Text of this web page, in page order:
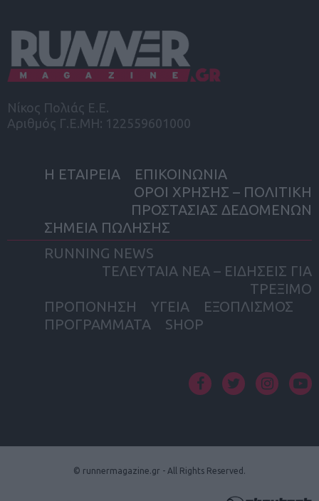
Νίκος Πολιάς Ε.Ε.
Αριθμός Γ.Ε.ΜΗ: 122559601000
Η ΕΤΑΙΡΕΙΑ
ΕΠΙΚΟΙΝΩΝΙΑ
ΟΡΟΙ ΧΡΗΣΗΣ – ΠΟΛΙΤΙΚΗ
ΠΡΟΣΤΑΣΙΑΣ ΔΕΔΟΜΕΝΩΝ
ΣΗΜΕΙΑ ΠΩΛΗΣΗΣ
RUNNING NEWS
ΤΕΛΕΥΤΑΙΑ ΝΕΑ – ΕΙΔΗΣΕΙΣ ΓΙΑ
ΤΡΕΞΙΜΟ
ΠΡΟΠΟΝΗΣΗ
ΥΓΕΙΑ
ΕΞΟΠΛΙΣΜΟΣ
ΠΡΟΓΡΑΜΜΑΤΑ
SHOP
© runnermagazine.gr - All Rights Reserved.